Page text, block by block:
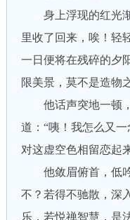
身上浮现的红光渐
里收了回来，唉！轻
一日便将在残碎的夕
限美景，莫不是造
他话声突地一顿，
道：“咦！我怎么又
对这虚空色相留恋
他敛眉俯首，低吟
不？若得不驰散，深
乐，若悦禅智慧，是